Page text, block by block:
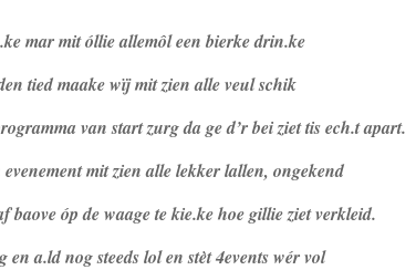
mar mit óllie allemôl een bierke drin.ke
tied maake wïj mit zien alle veul schik
van start zurg da ge d’r bei ziet tis ech.t apart.
mit zien alle lekker lallen, ongekend
óp de waage te kie.ke hoe gillie ziet verkleid.
a.ld nog steeds lol en stèt 4events wér vol